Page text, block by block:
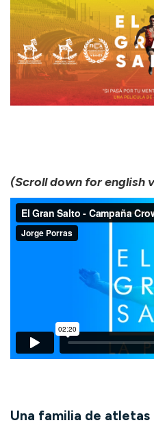
(Scroll down for english
Una familia de